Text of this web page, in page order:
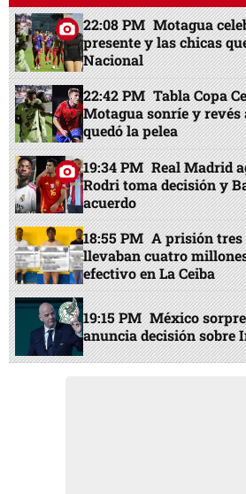
22:08 PM Motagua
presente y las chicas
Nacional
22:42 PM Tabla Copa
Motagua sonríe y
quedó la pelea
19:34 PM Real Madrid
Rodri toma decisión y
acuerdo
18:55 PM A prisión tres
llevaban cuatro
efectivo en La Ceiba
19:15 PM México
anuncia decisión sobre